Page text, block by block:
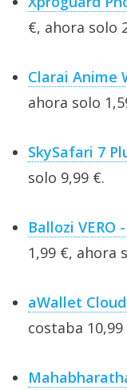
€, ahora solo
Clarai Anime
ahora solo
SkySafari 7
solo 9,99 €.
Ballozi VERO
1,99 €, ahora
aWallet
costaba